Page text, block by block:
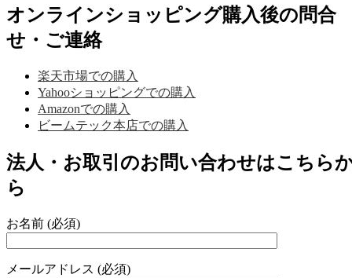
オンラインショッピング購入後の問合
せ・ご連絡
楽天市場での購入
Yahooショッピングでの購入
Amazonでの購入
ビームテック本店での購入
法人・お取引のお問い合わせはこちら
ら
お名前 (必須)
メールアドレス (必須)